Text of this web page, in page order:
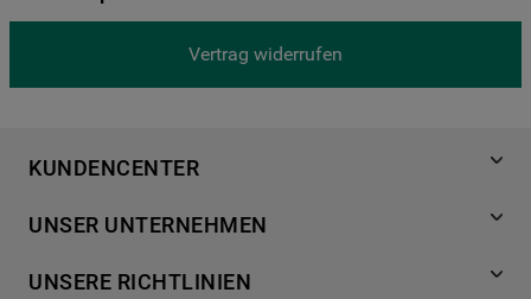
Vertrag widerrufen
KUNDENCENTER
Händlersuche
Häufige Fragen
UNSER UNTERNEHMEN
Für Händler
UNSERE RICHTLINIEN